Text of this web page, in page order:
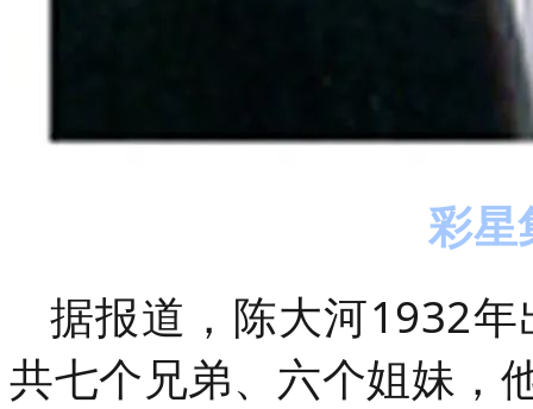
彩星
据报道，陈大河1932
共七个兄弟、六个姐妹，